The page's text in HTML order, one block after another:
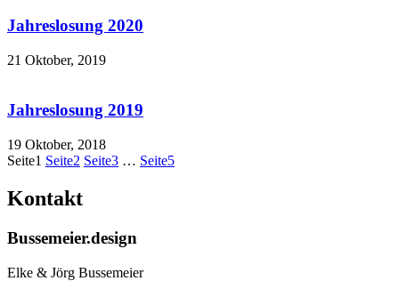
Jahreslosung 2020
21 Oktober, 2019
Jahreslosung 2019
19 Oktober, 2018
Seite1 Seite2 Seite3 … Seite5
Kontakt
Bussemeier.design
Elke & Jörg Bussemeier